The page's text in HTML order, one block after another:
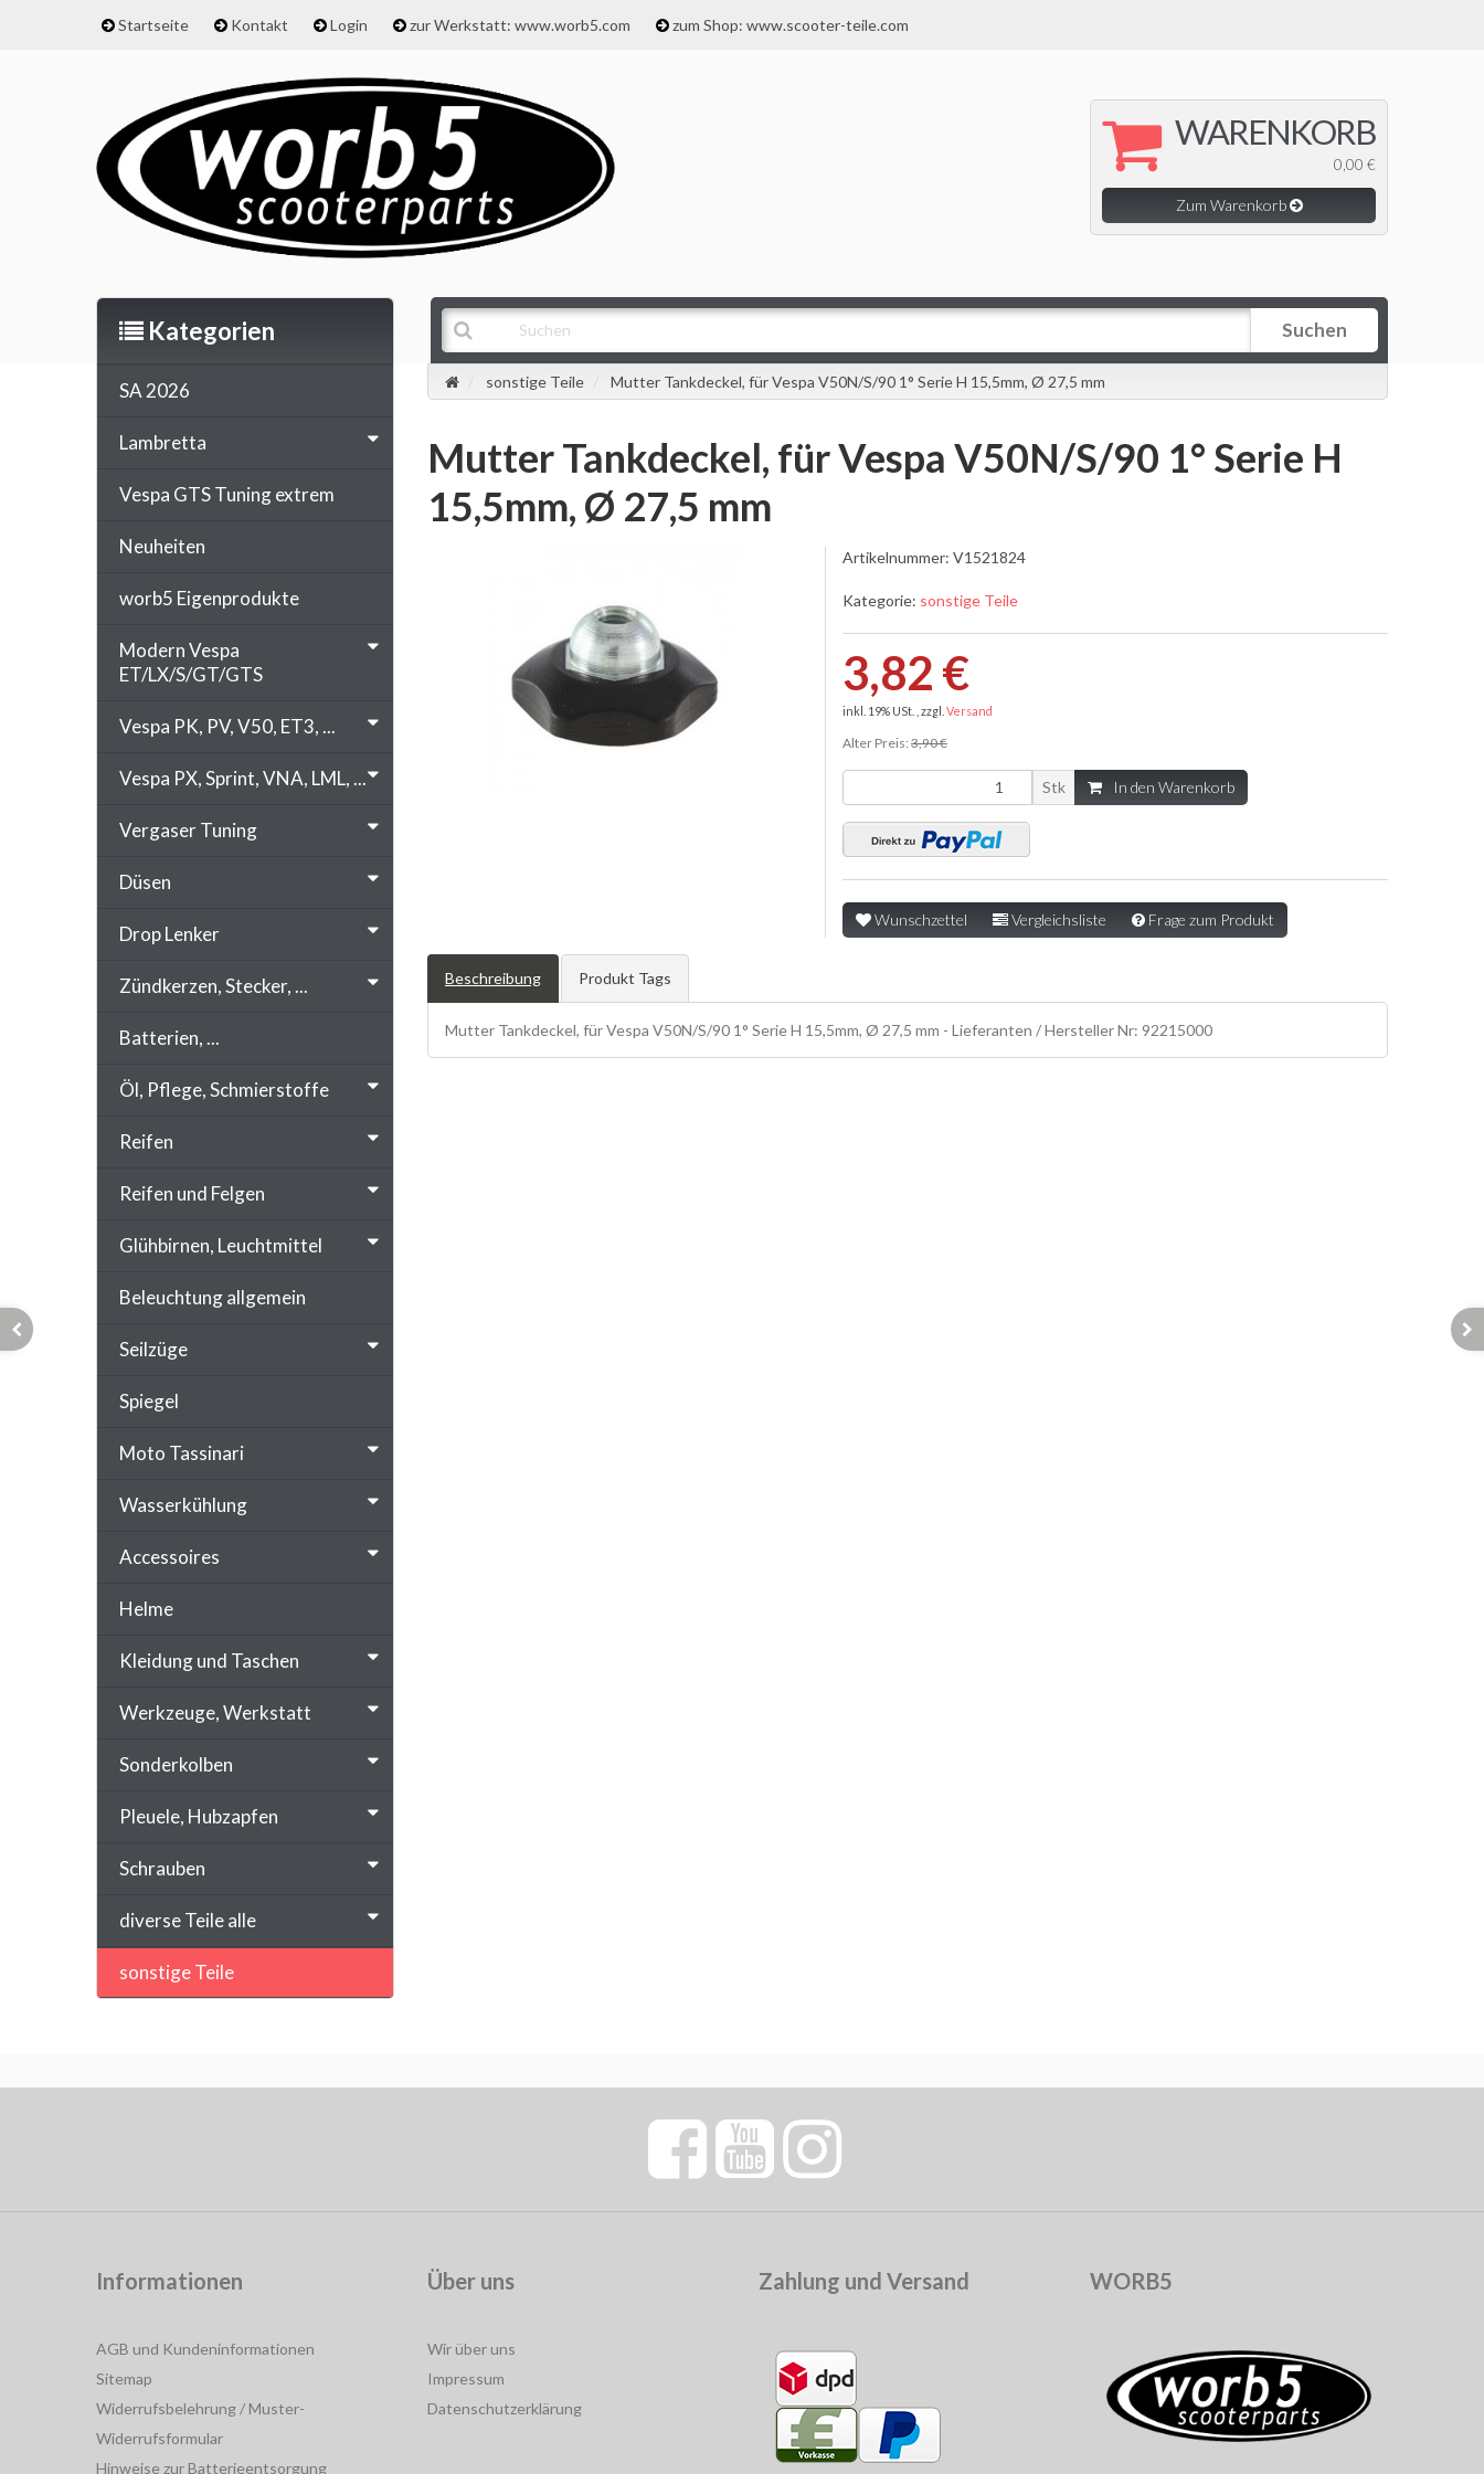
Startseite Kontakt Login zur Werkstatt: www.worb5.com zum Shop: www.scooter-teile.com
WARENKORB
0,00 €
Zum Warenkorb
Suchen
sonstige Teile Mutter Tankdeckel, für Vespa V50N/S/90 1° Serie H 15,5mm, Ø 27,5 mm
Mutter Tankdeckel, für Vespa V50N/S/90 1° Serie H
15,5mm, Ø 27,5 mm
Artikelnummer: V1521824
Kategorie: sonstige Teile
3,82 €
inkl. 19% USt. , zzgl. Versand
Alter Preis: 3,90 €
Stk In den Warenkorb
Wunschzettel Vergleichsliste Frage zum Produkt
Beschreibung Produkt Tags
Mutter Tankdeckel, für Vespa V50N/S/90 1° Serie H 15,5mm, Ø 27,5 mm - Lieferanten / Hersteller Nr: 92215000
Kategorien
SA 2026
Lambretta
Vespa GTS Tuning extrem
Neuheiten
worb5 Eigenprodukte
Modern Vespa
ET/LX/S/GT/GTS
Vespa PK, PV, V50, ET3, ...
Vespa PX, Sprint, VNA, LML, ...
Vergaser Tuning
Düsen
Drop Lenker
Zündkerzen, Stecker, ...
Batterien, ...
Öl, Pflege, Schmierstoffe
Reifen
Reifen und Felgen
Glühbirnen, Leuchtmittel
Beleuchtung allgemein
Seilzüge
Spiegel
Moto Tassinari
Wasserkühlung
Accessoires
Helme
Kleidung und Taschen
Werkzeuge, Werkstatt
Sonderkolben
Pleuele, Hubzapfen
Schrauben
diverse Teile alle
sonstige Teile
Informationen
AGB und Kundeninformationen
Sitemap
Widerrufsbelehrung / Muster-
Widerrufsformular
Hinweise zur Batterieentsorgung
Über uns
Wir über uns
Impressum
Datenschutzerklärung
Zahlung und Versand WORB5